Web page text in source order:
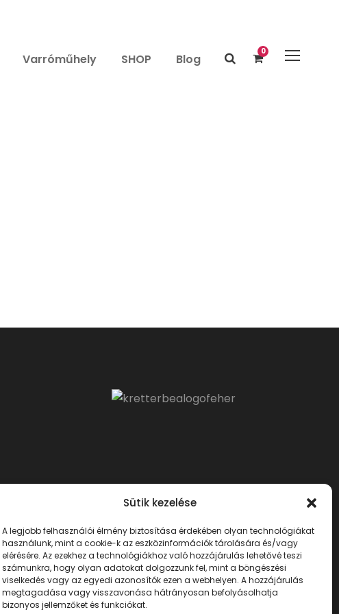
Sütik kezelése
A legjobb felhasználói élmény biztosítása érdekében olyan technológiákat
használunk, mint a cookie-k az eszközinformációk tárolására és/vagy
elérésére. Az ezekhez a technológiákhoz való hozzájárulás lehetővé teszi
számunkra, hogy olyan adatokat dolgozzunk fel, mint a böngészési
viselkedés vagy az egyedi azonosítók ezen a webhelyen. A hozzájárulás
megtagadása vagy visszavonása hátrányosan befolyásolhatja
bizonyos jellemzőket és funkciókat.
Varróműhely SHOP Blog
0